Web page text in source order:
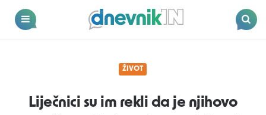
Dnevnik.in
ŽIVOT
Liječnici su im rekli da je njihovo